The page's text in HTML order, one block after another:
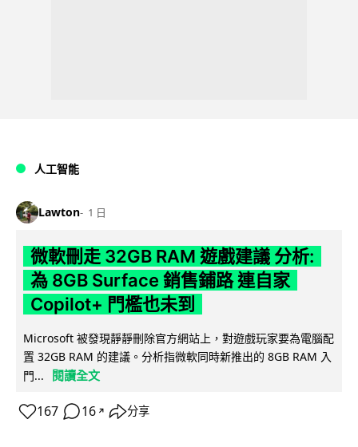
人工智能
Lawton 1 日
微軟刪走 32GB RAM 遊戲建議 分析:
為 8GB Surface 銷售鋪路 連自家
Copilot+ 門檻也未到
Microsoft 被發現靜靜刪除官方網站上，對遊戲玩家要為電腦配
置 32GB RAM 的建議。分析指微軟同時新推出的 8GB RAM 入
門...
閱讀全文
167 16 ↗ 分享